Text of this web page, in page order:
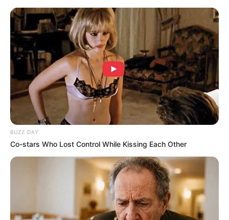
10 Pose Manekin Anti
Mainstream yang Konyol
Banget
8 Kata Lucu Seputar Malam
Minggu ala Jomblo yang Bikin
BUZZ DAY
Co-stars Who Lost Control While Kissing Each Other